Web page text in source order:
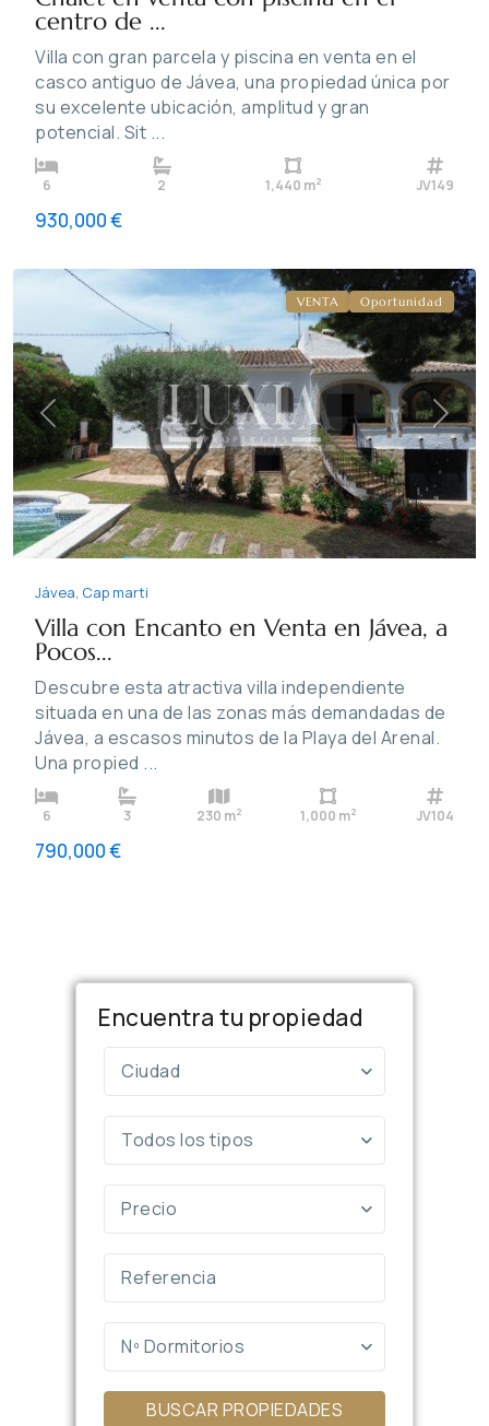
centro de ...
Villa con gran parcela y piscina en venta en el
casco antiguo de Jávea, una propiedad única por
su excelente ubicación, amplitud y gran
potencial. Sit ...
6 2 1,440 m2 JV149
930,000 €
Cap
marti,
Previous Next
VENTA Oportunidad
Jávea Cap marti
Villa con Encanto en Venta en Jávea, a
Pocos...
Descubre esta atractiva villa independiente
situada en una de las zonas más demandadas de
Jávea, a escasos minutos de la Playa del Arenal.
Una propied ...
6 3 230 m2 1,000 m2 JV104
790,000 €
Encuentra tu propiedad
Ciudad
Todos los tipos
Precio
Nº Dormitorios
BUSCAR PROPIEDADES